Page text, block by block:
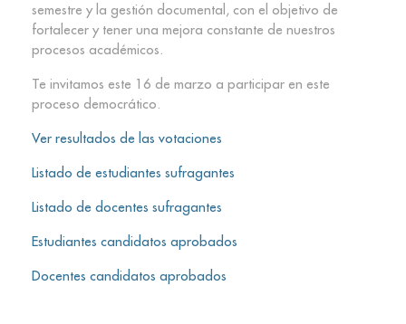
semestre y la gestión documental, con el objetivo de
fortalecer y tener una mejora constante de nuestros
procesos académicos.
Te invitamos este 16 de marzo a participar en este
proceso democrático.
Ver resultados de las votaciones
Listado de estudiantes sufragantes
Listado de docentes sufragantes
Estudiantes candidatos aprobados
Docentes candidatos aprobados